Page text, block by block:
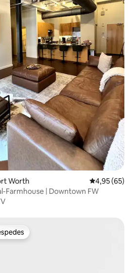
Worth Calificación
4,95 (65)
Farmhouse | Downtown FW
más destacados